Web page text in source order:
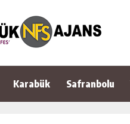
Karabük Safranbolu